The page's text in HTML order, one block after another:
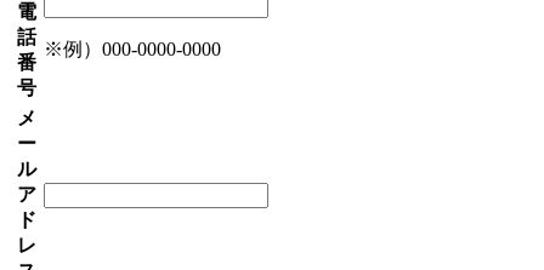
電
話
番
号
※例）000-0000-0000
メ
ー
ル
ア
ド
レ